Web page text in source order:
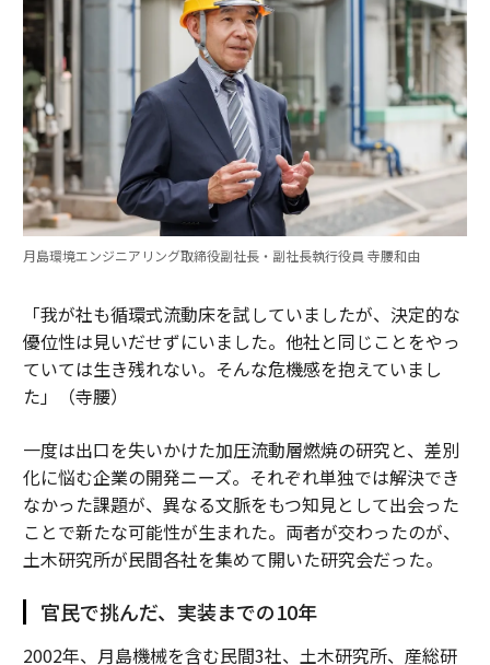
月島環境エンジニアリング取締役副社長・副社長執行役員 寺腰和由
「我が社も循環式流動床を試していましたが、決定的な
優位性は見いだせずにいました。他社と同じことをやっ
ていては生き残れない。そんな危機感を抱えていまし
た」（寺腰）
一度は出口を失いかけた加圧流動層燃焼の研究と、差別
化に悩む企業の開発ニーズ。それぞれ単独では解決でき
なかった課題が、異なる文脈をもつ知見として出会った
ことで新たな可能性が生まれた。両者が交わったのが、
土木研究所が民間各社を集めて開いた研究会だった。
官民で挑んだ、実装までの10年
2002年、月島機械を含む民間3社、土木研究所、産総研